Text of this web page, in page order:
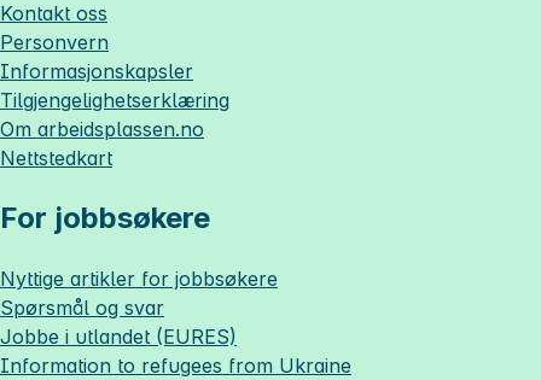
Kontakt oss
Personvern
Informasjonskapsler
Tilgjengelighetserklæring
Om arbeidsplassen.no
Nettstedkart
For jobbsøkere
Nyttige artikler for jobbsøkere
Spørsmål og svar
Jobbe i utlandet (EURES)
Information to refugees from Ukraine